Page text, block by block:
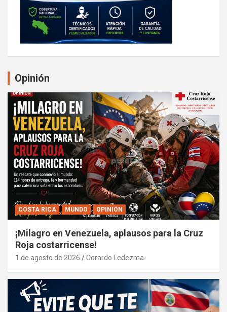
Opinión
COSTA RICA MUNDO OPINIÓN
¡Milagro en Venezuela, aplausos para la Cruz
Roja costarricense!
1 de agosto de 2026 Gerardo Ledezma